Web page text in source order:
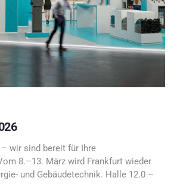
wir sind bereit für Ihre
8.–13. März wird Frankfurt wieder
und Gebäudetechnik. Halle 12.0 –